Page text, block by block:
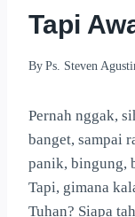
Tapi
By Ps. Steven
Pernah nggak,
banget, sampai
panik, bingung,
Tapi, gimana
Tuhan? Siapa